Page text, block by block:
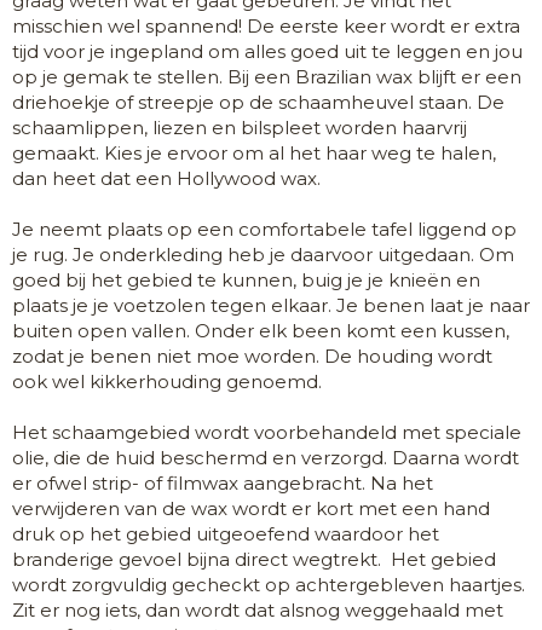
misschien wel spannend! De eerste keer wordt er extra
tijd voor je ingepland om alles goed uit te leggen en jou
op je gemak te stellen. Bij een Brazilian wax blijft er een
driehoekje of streepje op de schaamheuvel staan. De
schaamlippen, liezen en bilspleet worden haarvrij
gemaakt. Kies je ervoor om al het haar weg te halen,
dan heet dat een Hollywood wax.
Je neemt plaats op een comfortabele tafel liggend op
je rug. Je onderkleding heb je daarvoor uitgedaan. Om
goed bij het gebied te kunnen, buig je je knieën en
plaats je je voetzolen tegen elkaar. Je benen laat je naar
buiten open vallen. Onder elk been komt een kussen,
zodat je benen niet moe worden. De houding wordt
ook wel kikkerhouding genoemd.
Het schaamgebied wordt voorbehandeld met speciale
olie, die de huid beschermd en verzorgd. Daarna wordt
er ofwel strip- of filmwax aangebracht. Na het
verwijderen van de wax wordt er kort met een hand
druk op het gebied uitgeoefend waardoor het
branderige gevoel bijna direct wegtrekt. Het gebied
wordt zorgvuldig gecheckt op achtergebleven haartjes.
Zit er nog iets, dan wordt dat alsnog weggehaald met